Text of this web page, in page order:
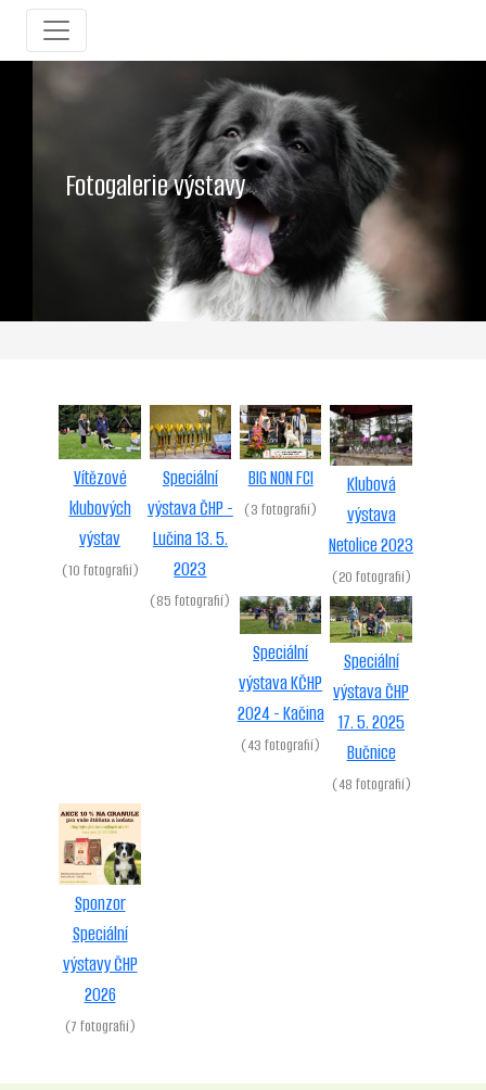
Fotogalerie výstavy
Vítězové
klubových
výstav
(10 fotografií)
Speciální
výstava ČHP -
Lučina 13. 5.
2023
(85 fotografií)
BIG NON FCI
(3 fotografií)
Klubová
výstava
Netolice 2023
(20 fotografií)
Speciální
výstava KČHP
2024 - Kačina
(43 fotografií)
Speciální
výstava ČHP
17. 5. 2025
Bučnice
(48 fotografií)
Sponzor
Speciální
výstavy ČHP
2026
(7 fotografií)